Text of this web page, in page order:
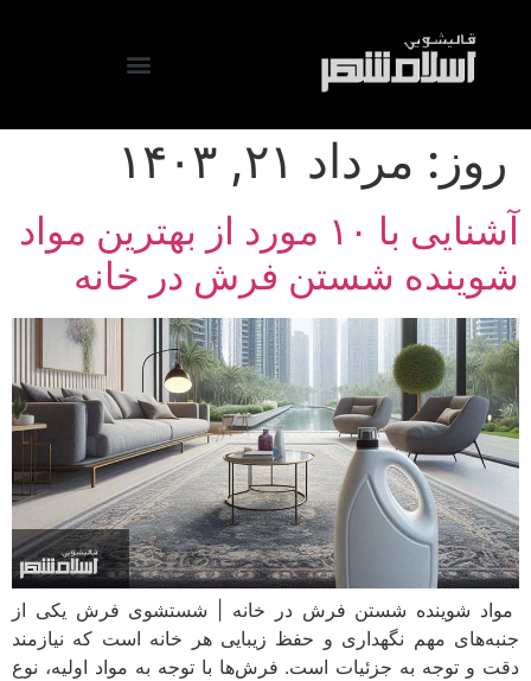
روز: مرداد ۲۱, ۱۴۰۳
آشنایی با ۱۰ مورد از بهترین مواد
شوینده شستن فرش در خانه
مواد شوینده شستن فرش در خانه | شستشوی فرش یکی از
جنبه‌های مهم نگهداری و حفظ زیبایی هر خانه است که نیازمند
دقت و توجه به جزئیات است. فرش‌ها با توجه به مواد اولیه، نوع